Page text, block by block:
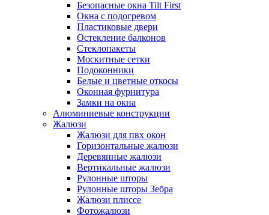
Безопасные окна Tilt First
Окна с подогревом
Пластиковые двери
Остекление балконов
Стеклопакеты
Москитные сетки
Подоконники
Белые и цветные откосы
Оконная фурнитура
Замки на окна
Алюминиевые конструкции
Жалюзи
Жалюзи для пвх окон
Горизонтальные жалюзи
Деревянные жалюзи
Вертикальные жалюзи
Рулонные шторы
Рулонные шторы Зебра
Жалюзи плиссе
Фотожалюзи